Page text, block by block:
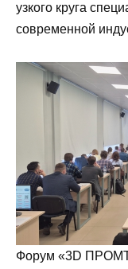
узкого круга
современной
Форум «3D